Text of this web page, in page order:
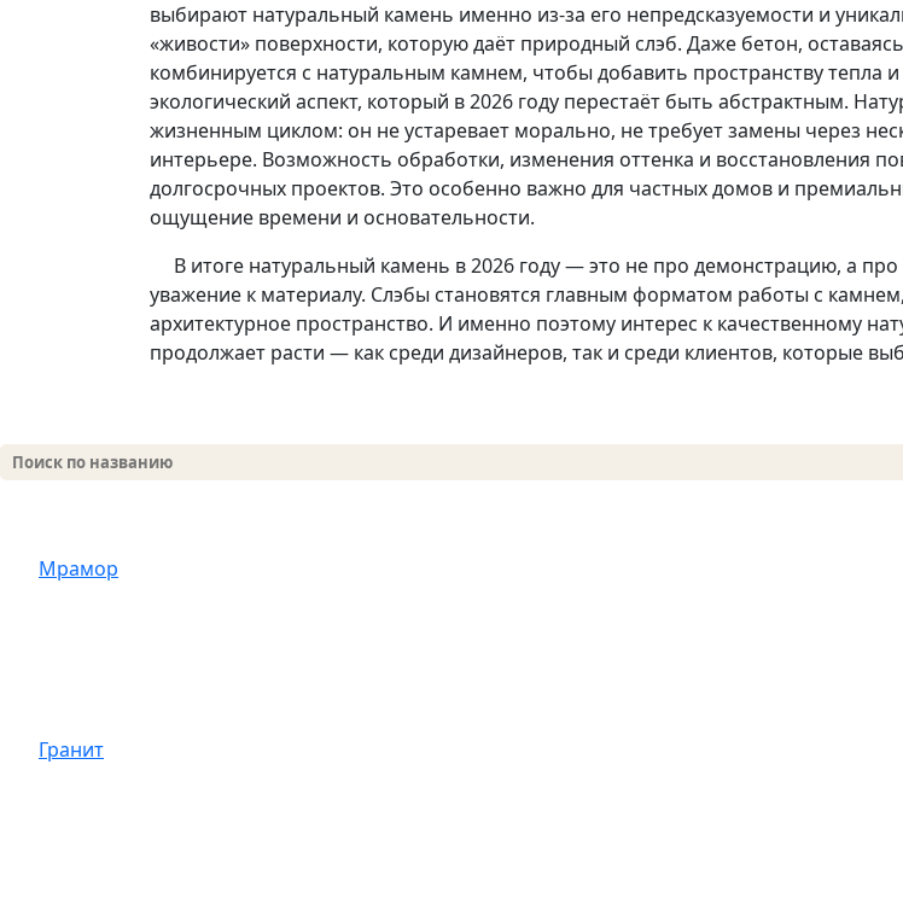
выбирают натуральный камень именно из-за его непредсказуемости и
«живости» поверхности, которую даёт природный слэб. Даже бетон,
комбинируется с натуральным камнем, чтобы добавить пространству тепла
экологический аспект, который в 2026 году перестаёт быть абстрактным.
жизненным циклом: он не устаревает морально, не требует замены через
интерьере. Возможность обработки, изменения оттенка и восстановления
долгосрочных проектов. Это особенно важно для частных домов и
ощущение времени и основательности.
В итоге натуральный камень в 2026 году — это не про демонстрацию, а
уважение к материалу. Слэбы становятся главным форматом работы с
архитектурное пространство. И именно поэтому интерес к качественному
продолжает расти — как среди дизайнеров, так и среди клиентов, которые
Мрамор
Гранит